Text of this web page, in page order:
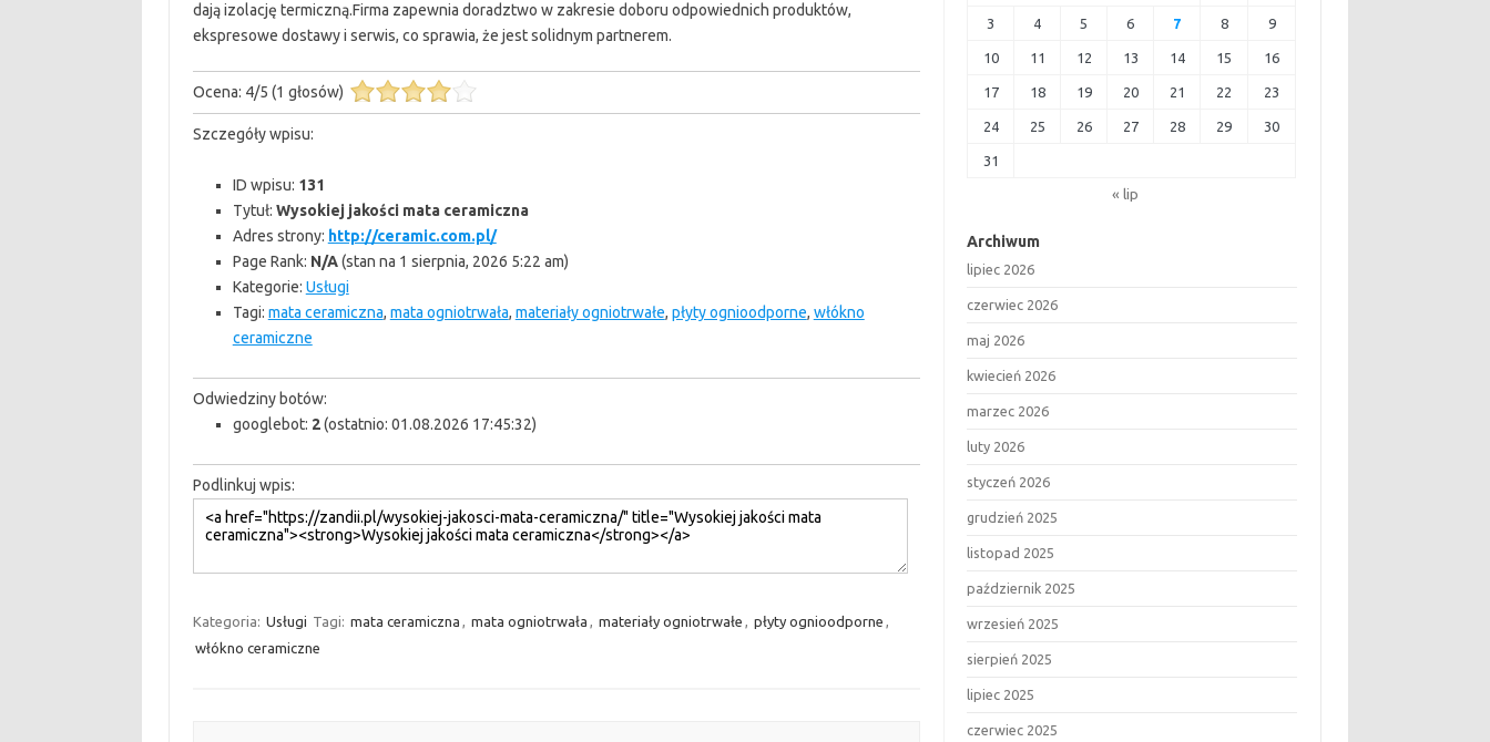
dają izolację termiczną.Firma zapewnia doradztwo w zakresie doboru odpowiednich produktów,
ekspresowe dostawy i serwis, co sprawia, że jest solidnym partnerem.
Ocena: 4/5 (1 głosów)
Szczegóły wpisu:
ID wpisu: 131
Tytuł: Wysokiej jakości mata ceramiczna
Adres strony: http://ceramic.com.pl/
Page Rank: N/A(stan na 1 sierpnia, 2026 5:22 am)
Kategorie: Usługi
Tagi: mata ceramiczna, mata ogniotrwała, materiały ogniotrwałe, płyty ognioodporne, włókno
ceramiczne
Odwiedziny botów:
googlebot: 2(ostatnio: 01.08.2026 17:45:32)
Podlinkuj wpis:
Kategoria: Usługi Tagi: mata ceramiczna , mata ogniotrwała , materiały ogniotrwałe , płyty ognioodporne ,
włókno ceramiczne
3 4 5 6 7 8 9
10 11 12 13 14 15 16
17 18 19 20 21 22 23
24 25 26 27 28 29 30
31
« lip
Archiwum
lipiec 2026
czerwiec 2026
maj 2026
kwiecień 2026
marzec 2026
luty 2026
styczeń 2026
grudzień 2025
listopad 2025
październik 2025
wrzesień 2025
sierpień 2025
lipiec 2025
czerwiec 2025